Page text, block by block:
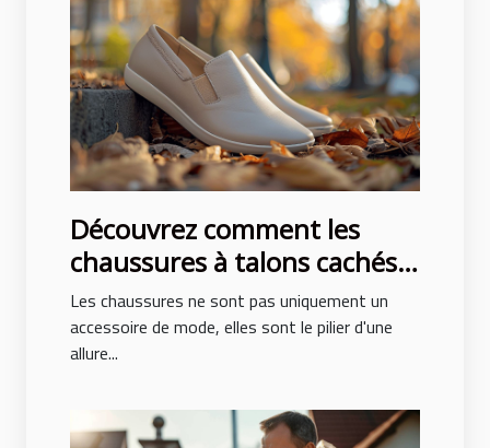
Découvrez comment les
chaussures à talons cachés
peuvent transformer votre
posture et style
Les chaussures ne sont pas uniquement un
accessoire de mode, elles sont le pilier d'une
allure...